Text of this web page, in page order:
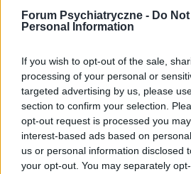
Forum Psychiatryczne - Do
Personal Information
If you wish to opt-out of the sale,
processing of your personal or
targeted advertising by us, please
section to confirm your selection.
opt-out request is processed you
interest-based ads based on
us or personal information disclosed
your opt-out. You may separately
mi smakuje albo można tez
nie smakowało ? Mi nie
był dla trochę gorzki Nie
woda , bo była za zimna A
chris12345
Podejrzenie schizofrenii